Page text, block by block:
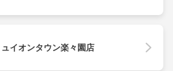
イオンタウン楽々園店